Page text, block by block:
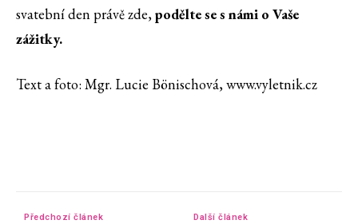
svatební den právě zde,podělte se s námi o Vaše
zážitky.
Text a foto: Mgr. Lucie Bönischová, www.vyletnik.cz
Předchozí článek Další článek